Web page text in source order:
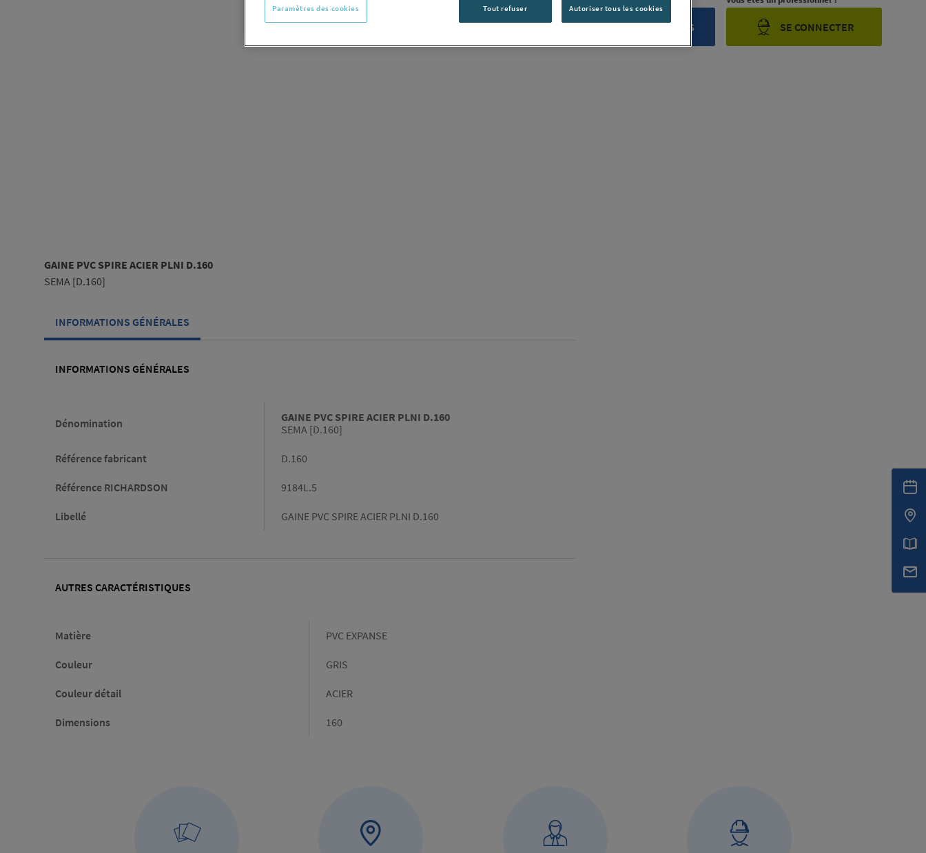
CONTACTEZ-NOUS SE CONNECTER
GAINE PVC SPIRE ACIER PLNI D.160
SEMA [D.160]
INFORMATIONS GÉNÉRALES
INFORMATIONS GÉNÉRALES
Dénomination
GAINE PVC SPIRE ACIER PLNI D.160
SEMA [D.160]
Référence fabricant D.160
Référence RICHARDSON 9184L.5
Libellé GAINE PVC SPIRE ACIER PLNI D.160
AUTRES CARACTÉRISTIQUES
Matière Matière
PVC EXPANSE
Couleur Couleur
GRIS
Couleur détail
Couleur
ACIER
Dimensions Dimensions
160
Tout refuser Autoriser tous les cookies
Paramètres des cookies